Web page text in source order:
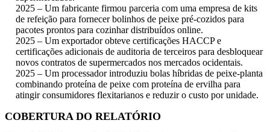
2025 – Um fabricante firmou parceria com uma empresa de kits
de refeição para fornecer bolinhos de peixe pré-cozidos para
pacotes prontos para cozinhar distribuídos online.
2025 – Um exportador obteve certificações HACCP e
certificações adicionais de auditoria de terceiros para desbloquear
novos contratos de supermercados nos mercados ocidentais.
2025 – Um processador introduziu bolas híbridas de peixe-planta
combinando proteína de peixe com proteína de ervilha para
atingir consumidores flexitarianos e reduzir o custo por unidade.
COBERTURA DO RELATÓRIO